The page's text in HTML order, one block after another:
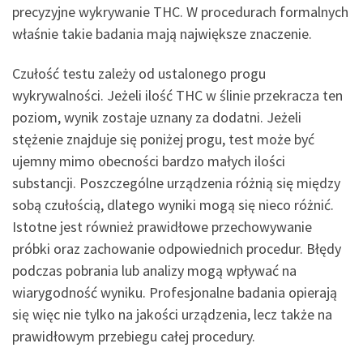
precyzyjne wykrywanie THC. W procedurach formalnych
właśnie takie badania mają największe znaczenie.
Czułość testu zależy od ustalonego progu
wykrywalności. Jeżeli ilość THC w ślinie przekracza ten
poziom, wynik zostaje uznany za dodatni. Jeżeli
stężenie znajduje się poniżej progu, test może być
ujemny mimo obecności bardzo małych ilości
substancji. Poszczególne urządzenia różnią się między
sobą czułością, dlatego wyniki mogą się nieco różnić.
Istotne jest również prawidłowe przechowywanie
próbki oraz zachowanie odpowiednich procedur. Błędy
podczas pobrania lub analizy mogą wpływać na
wiarygodność wyniku. Profesjonalne badania opierają
się więc nie tylko na jakości urządzenia, lecz także na
prawidłowym przebiegu całej procedury.